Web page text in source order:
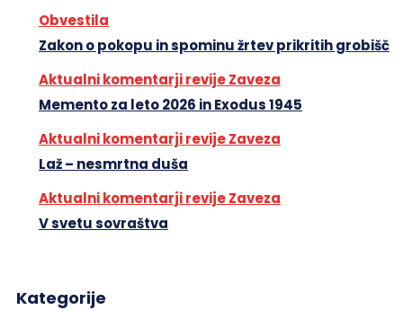
Obvestila
Zakon o pokopu in spominu žrtev prikritih grobišč
Aktualni komentarji revije Zaveza
Memento za leto 2026 in Exodus 1945
Aktualni komentarji revije Zaveza
Laž – nesmrtna duša
Aktualni komentarji revije Zaveza
V svetu sovraštva
Kategorije